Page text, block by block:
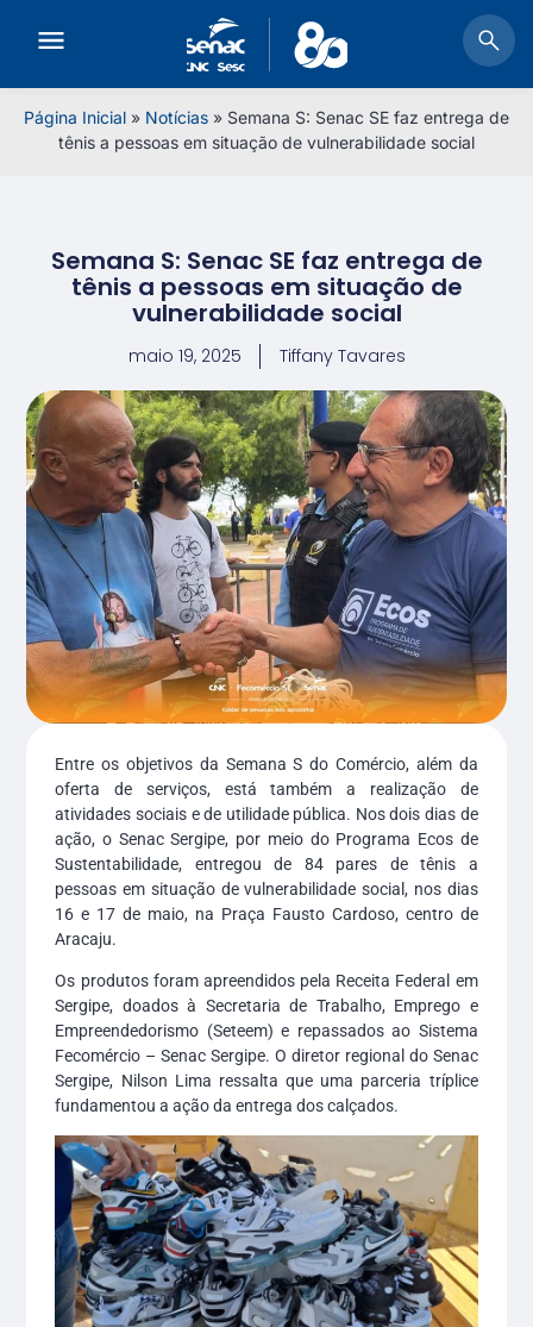
Página Inicial » Notícias » Semana S: Senac SE faz entrega de
tênis a pessoas em situação de vulnerabilidade social
Semana S: Senac SE faz entrega de
tênis a pessoas em situação de
vulnerabilidade social
maio 19, 2025 Tiffany Tavares
Entre os objetivos da Semana S do Comércio, além da
oferta de serviços, está também a realização de
atividades sociais e de utilidade pública. Nos dois dias de
ação, o Senac Sergipe, por meio do Programa Ecos de
Sustentabilidade, entregou de 84 pares de tênis a
pessoas em situação de vulnerabilidade social, nos dias
16 e 17 de maio, na Praça Fausto Cardoso, centro de
Aracaju.
Os produtos foram apreendidos pela Receita Federal em
Sergipe, doados à Secretaria de Trabalho, Emprego e
Empreendedorismo (Seteem) e repassados ao Sistema
Fecomércio – Senac Sergipe. O diretor regional do Senac
Sergipe, Nilson Lima ressalta que uma parceria tríplice
fundamentou a ação da entrega dos calçados.